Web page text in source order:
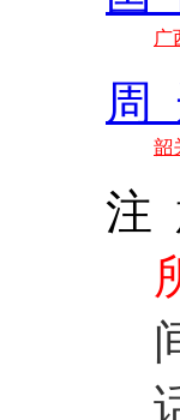
广
周
韶
注